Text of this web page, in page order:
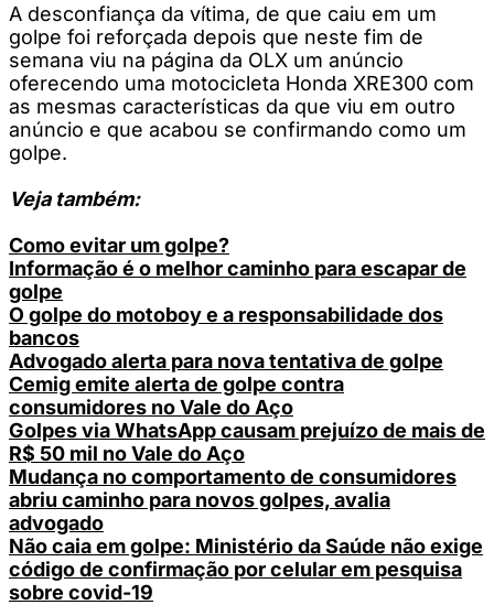
A desconfiança da vítima, de que caiu em um
golpe foi reforçada depois que neste fim de
semana viu na página da OLX um anúncio
oferecendo uma motocicleta Honda XRE300 com
as mesmas características da que viu em outro
anúncio e que acabou se confirmando como um
golpe.
Veja também:
Como evitar um golpe?
Informação é o melhor caminho para escapar de
golpe
O golpe do motoboy e a responsabilidade dos
bancos
Advogado alerta para nova tentativa de golpe
Cemig emite alerta de golpe contra
consumidores no Vale do Aço
Golpes via WhatsApp causam prejuízo de mais de
R$ 50 mil no Vale do Aço
Mudança no comportamento de consumidores
abriu caminho para novos golpes, avalia
advogado
Não caia em golpe: Ministério da Saúde não exige
código de confirmação por celular em pesquisa
sobre covid-19